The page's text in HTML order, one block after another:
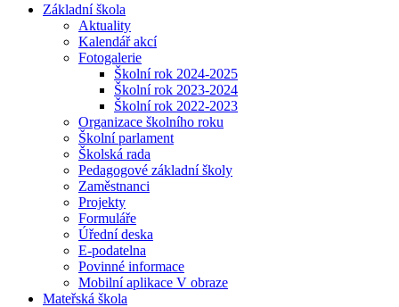
Základní škola
Aktuality
Kalendář akcí
Fotogalerie
Školní rok 2024-2025
Školní rok 2023-2024
Školní rok 2022-2023
Organizace školního roku
Školní parlament
Školská rada
Pedagogové základní školy
Zaměstnanci
Projekty
Formuláře
Úřední deska
E-podatelna
Povinné informace
Mobilní aplikace V obraze
Mateřská škola